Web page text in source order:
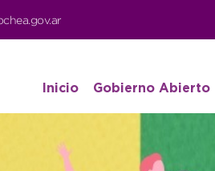
Inicio Gobierno Abierto